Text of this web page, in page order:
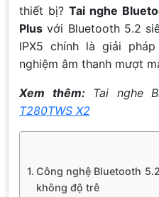
thiết bị? Tai nghe
Plus với Bluetooth 5.2
IPX5 chính là giải
nghiệm âm thanh mượt
Xem thêm:Tai nghe
T280TWS X2
Công nghệ Bluetooth
không độ trễ